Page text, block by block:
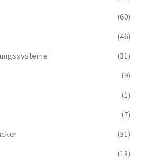
(60)
(46)
(31)
(9)
(1)
(7)
(31)
(18)